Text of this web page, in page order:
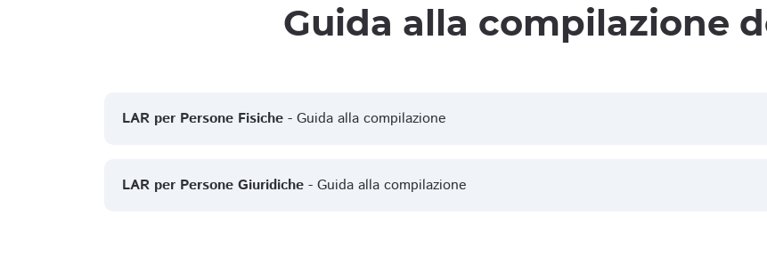
Guida alla compilazione
LAR per Persone Fisiche - Guida alla compilazione
LAR per Persone Giuridiche - Guida alla compilazione